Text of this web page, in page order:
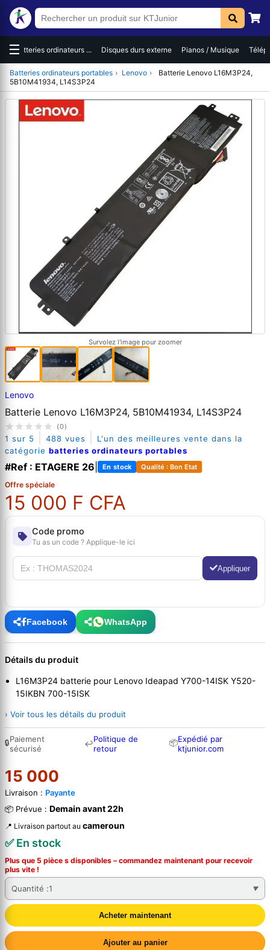
☰Batteries ordinateurs ... Disques durs externe Pianos / Musique
Batteries ordinateurs portables › Lenovo ›
Batterie Lenovo L16M3P24,
5B10M41934, L14S3P24
Survolez l'image pour zoomer
Lenovo
Batterie Lenovo L16M3P24, 5B10M41934, L14S3P24
(0)
1 sur 5 488 vues
L'un des meilleures vente dans la
catégorie batteries ordinateurs portables
#Ref : ETAGERE 26 En stock Qualité : Bon Etat
Offre spéciale
15 000 F CFA
Code promo
Tu as un code ? Applique-le ici
Appliquer
Facebook WhatsApp
Détails du produit
L16M3P24 batterie pour Lenovo Ideapad Y700-14ISK Y520-
15IKBN 700-15ISK
› Voir tous les détails du produit
🔒Paiement
sécurisé
↩Politique de
retour
📦Expédié par
ktjunior.com
15 000
Livraison : Payante
📦 Prévue : Demain avant 22h
📍 Livraison partout au cameroun
✅ En stock
Plus que 5 pièce s disponibles – commandez maintenant pour recevoir
plus vite !
Quantité :1
Acheter maintenant
Ajouter au panier